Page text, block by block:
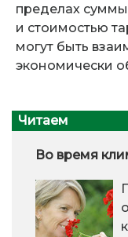
пределах
и стоимостью
могут быть
экономически
Читаем
Во время